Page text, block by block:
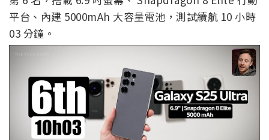
平台、內建 5000mAh 大容量電池，測試續航 10 小時
03 分鐘。